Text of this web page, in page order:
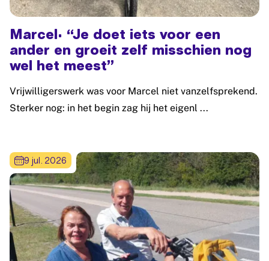
Marcel: “Je doet iets voor een
ander en groeit zelf misschien nog
wel het meest”
Vrijwilligerswerk was voor Marcel niet vanzelfsprekend.
Sterker nog: in het begin zag hij het eigenl ...
9 jul. 2026